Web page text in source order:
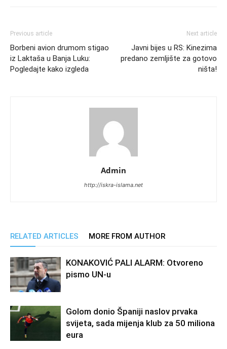
Previous article
Borbeni avion drumom stigao
iz Laktaša u Banja Luku:
Pogledajte kako izgleda
Next article
Javni bijes u RS: Kinezima
predano zemljište za gotovo
ništa!
Admin
http://iskra-islama.net
RELATED ARTICLES MORE FROM AUTHOR
KONAKOVIĆ PALI ALARM: Otvoreno
pismo UN-u
Golom donio Španiji naslov prvaka
svijeta, sada mijenja klub za 50 miliona
eura